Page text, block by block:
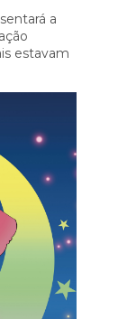
a
estavam